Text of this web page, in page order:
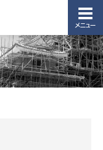
メニュー